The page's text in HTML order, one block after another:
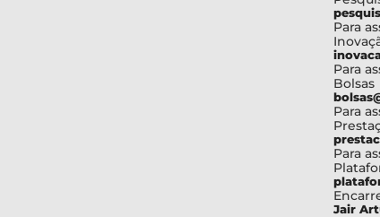
Para
Para
Bolsas
Para
Para
Jair